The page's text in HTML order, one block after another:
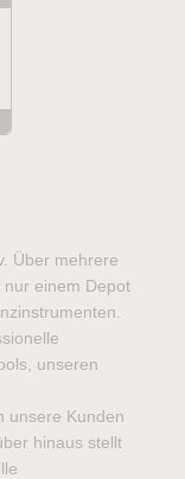
Über mehrere
einem Depot
unseren
unsere Kunden
hinaus stellt